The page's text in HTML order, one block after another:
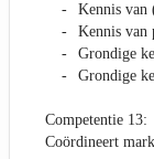
Kennis van
Kennis van
Grondige
Grondige
Competentie 13:
Coördineert